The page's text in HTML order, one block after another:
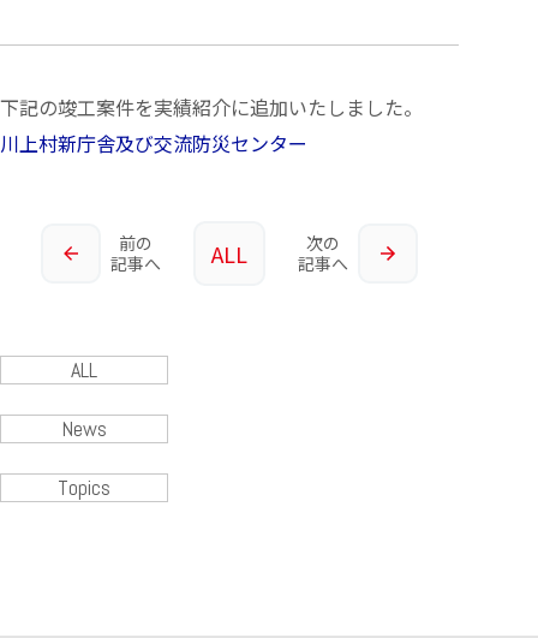
下記の竣工案件を実績紹介に追加いたしました。
川上村新庁舎及び交流防災センター
前の
記事へ
ALL
次の
記事へ
ALL
News
Topics